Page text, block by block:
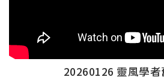
20260126 靈風學